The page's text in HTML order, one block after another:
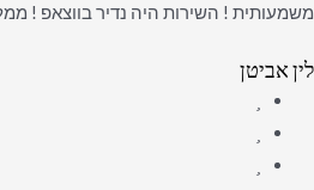
משמעותית ! השירות היה נדיר בווצאפ !
לין אביטן